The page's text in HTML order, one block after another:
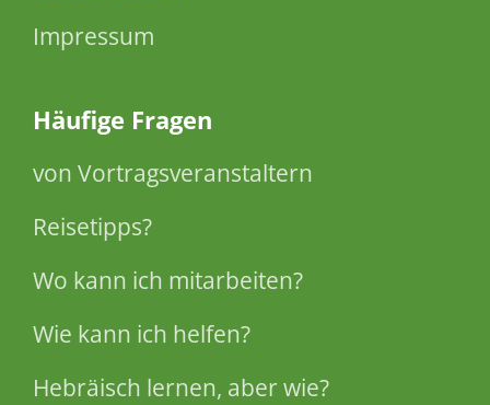
Impressum
Häufige Fragen
von Vortragsveranstaltern
Reisetipps?
Wo kann ich mitarbeiten?
Wie kann ich helfen?
Hebräisch lernen, aber wie?